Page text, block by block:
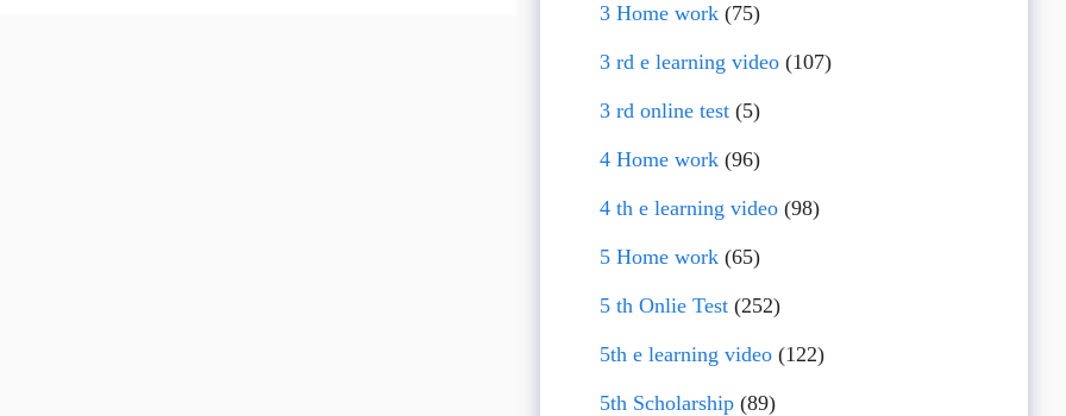
3 Home work(75)
3 rd e learning video(107)
3 rd online test(5)
4 Home work(96)
4 th e learning video(98)
5 Home work(65)
5 th Onlie Test(252)
5th e learning video(122)
5th Scholarship(89)